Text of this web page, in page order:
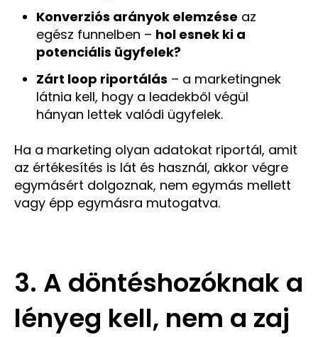
Konverziós arányok elemzése az
egész funnelben – hol esnek ki a
potenciális ügyfelek?
Zárt loop riportálás – a marketingnek
látnia kell, hogy a leadekből végül
hányan lettek valódi ügyfelek.
Ha a marketing olyan adatokat riportál, amit
az értékesítés is lát és használ, akkor végre
egymásért dolgoznak, nem egymás mellett
vagy épp egymásra mutogatva.
3. A döntéshozóknak a
lényeg kell, nem a zaj